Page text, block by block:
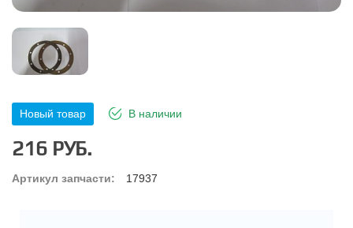
Новый товар В наличии
216 РУБ.
Артикул запчасти: 17937